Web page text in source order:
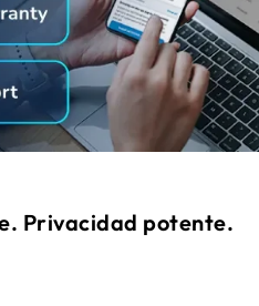
Privacidad potente.